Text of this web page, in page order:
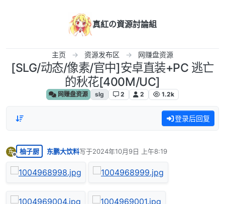
真紅の資源討論組
主页 资源发布区 网赚盘资源
[SLG/动态/像素/官中]安卓直装+PC 逃亡
的秋花[400M/UC]
网赚盘资源 slg 2 2 1.2k
登录后回复
东
离线
柚子厨 东鹏大饮料写于2024年10月9日 上午8:19
最后由 编辑